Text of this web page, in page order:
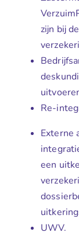
zijn bij
Re-
Externe
een
UWV.